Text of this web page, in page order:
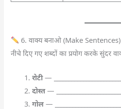
6. वाक्य बनाओ (Make Sentences)
नीचे दिए गए शब्दों का प्रयोग करके सुंदर
रोटी—
दोस्त—
गोल —